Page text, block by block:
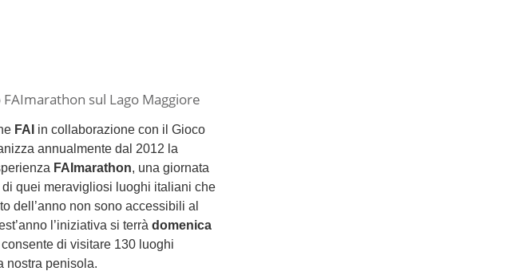
FAImarathon sul Lago Maggiore
FAI in collaborazione con il Gioco
annualmente dal 2012 la
FAImarathon, una giornata
quei meravigliosi luoghi italiani che
dell’anno non sono accessibili al
l’iniziativa si terrà domenica
di visitare 130 luoghi
nostra penisola.